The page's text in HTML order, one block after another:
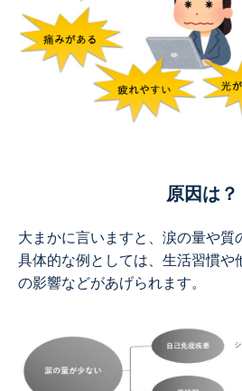
原因は？
大まかに言いますと、涙の量や質
具体的な例としては、生活習慣や
の影響などがあげられます。